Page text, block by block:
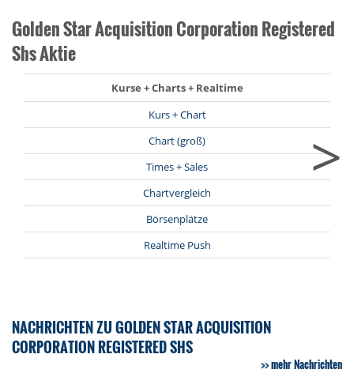
Golden Star Acquisition Corporation Registered
Shs Aktie
Kurse + Charts + Realtime
Kurs + Chart
Chart (groß)
Times + Sales
Chartvergleich
Börsenplätze
Realtime Push
>
NACHRICHTEN ZU GOLDEN STAR ACQUISITION
CORPORATION REGISTERED SHS
mehr Nachrichten